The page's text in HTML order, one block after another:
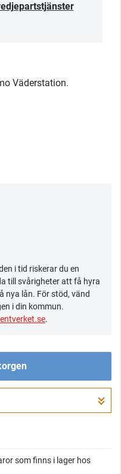
Väderstation.
i tid riskerar du en
till svårigheter att få hyra
nya lån. För stöd, vänd
i din kommun.
.
som finns i lager hos